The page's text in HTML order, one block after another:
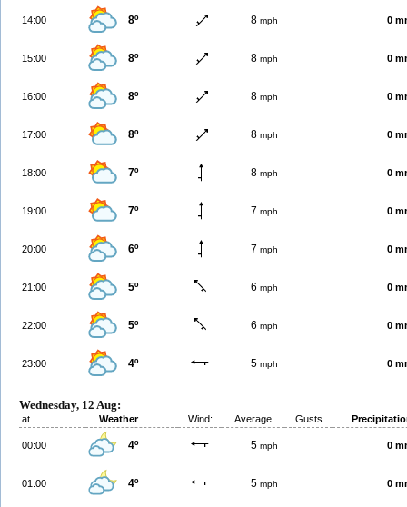
14:00 8º 8 mph 0
15:00 8º 8 mph 0
16:00 8º 8 mph 0
17:00 8º 8 mph 0
18:00 7º 8 mph 0
19:00 7º 7 mph 0
20:00 6º 7 mph 0
21:00 5º 6 mph 0
22:00 5º 6 mph 0
23:00 4º 5 mph 0
Wednesday, 12 Aug:
at Weather Wind: Average Gusts
00:00 4º 5 mph 0
01:00 4º 5 mph 0